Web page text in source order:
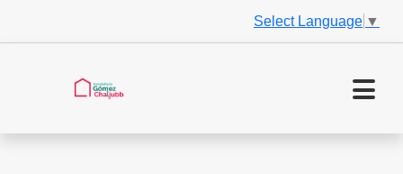
Select Language ▼